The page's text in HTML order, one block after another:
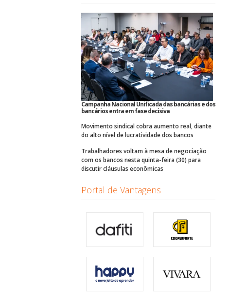
Campanha Nacional Unificada das bancárias e dos
bancários entra em fase decisiva
Movimento sindical cobra aumento real, diante
do alto nível de lucratividade dos bancos
Trabalhadores voltam à mesa de negociação
com os bancos nesta quinta-feira (30) para
discutir cláusulas econômicas
Portal de Vantagens